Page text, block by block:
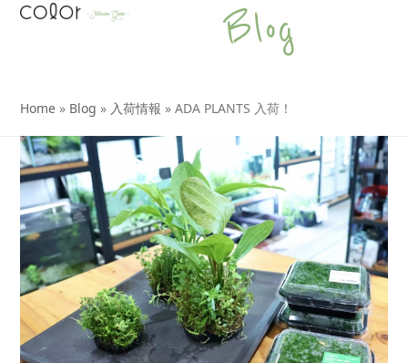
SkipOpen
Close
Blog
Home » Blog » 入荷情報 »ADA PLANTS 入荷！